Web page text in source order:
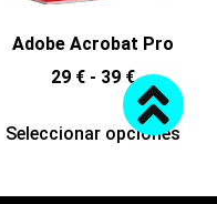
Adobe Acrobat Pro
29 € - 39 €
Seleccionar opciones